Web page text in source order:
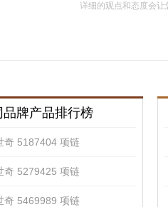
详细的观点和态度会让
品牌产品排行榜
奇 5187404 项链
奇 5279425 项链
奇 5469989 项链